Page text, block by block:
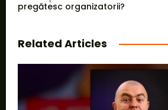
pregătesc organizatorii?
Related Articles